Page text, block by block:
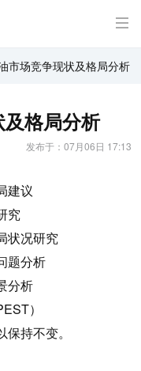
市场竞争现状及格局分析
格局分析
发布于：07月06日 17:13
建议
究
状况研究
题分析
分析
）
持不变。